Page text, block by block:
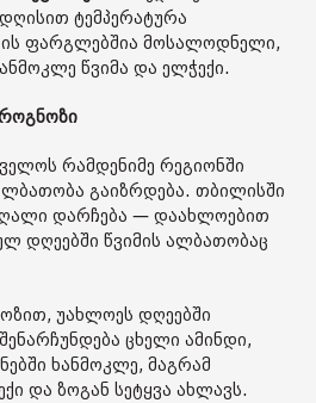
ტემპერატურა
ფარგლებშია მოსალოდნელი,
წვიმა და ელჭექი.
რამდენიმე რეგიონში
გაიზრდება. თბილისში
დარჩება — დაახლოებით
დღეებში წვიმის ალბათობაც
უახლოეს დღეებში
ცხელი ამინდი,
ხანმოკლე, მაგრამ
და ზოგან სეტყვა ახლავს.